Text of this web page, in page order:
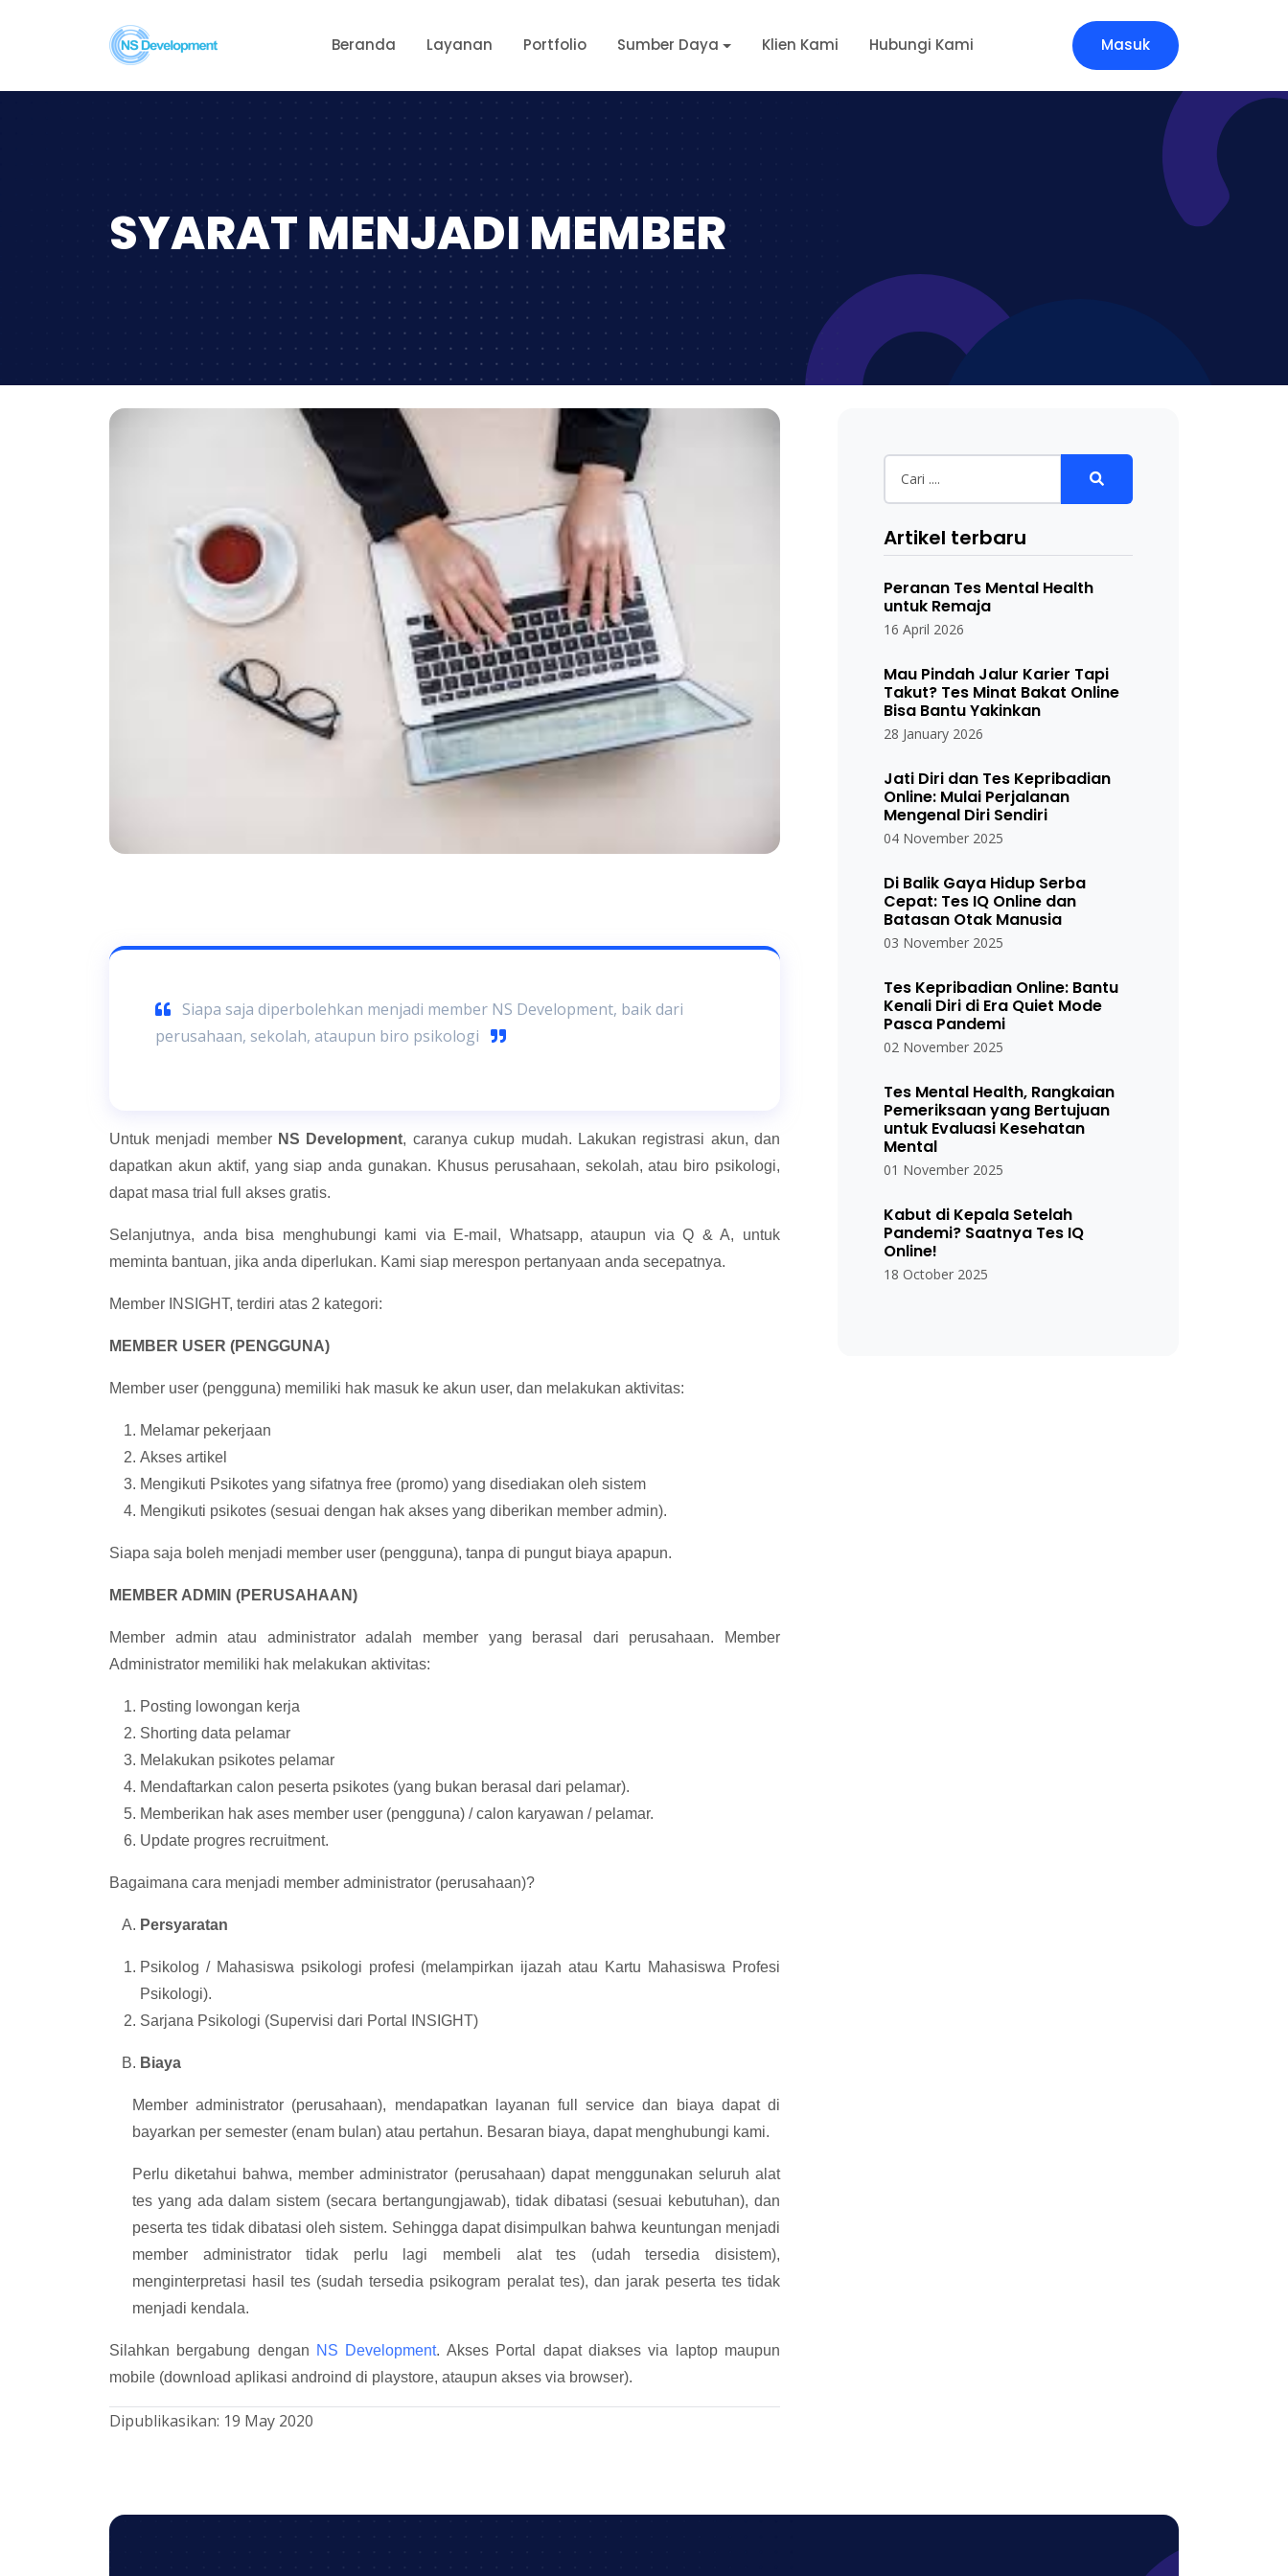
Beranda Layanan Portfolio Sumber Daya Klien Kami Hubungi Kami Masuk
SYARAT MENJADI MEMBER
Siapa saja diperbolehkan menjadi member NS Development, baik dari
perusahaan, sekolah, ataupun biro psikologi
Untuk menjadi member NS Development, caranya cukup mudah. Lakukan registrasi akun, dan
dapatkan akun aktif, yang siap anda gunakan. Khusus perusahaan, sekolah, atau biro psikologi,
dapat masa trial full akses gratis.
Selanjutnya, anda bisa menghubungi kami via E-mail, Whatsapp, ataupun via Q & A, untuk
meminta bantuan, jika anda diperlukan. Kami siap merespon pertanyaan anda secepatnya.
Member INSIGHT, terdiri atas 2 kategori:
MEMBER USER (PENGGUNA)
Member user (pengguna) memiliki hak masuk ke akun user, dan melakukan aktivitas:
Melamar pekerjaan
Akses artikel
Mengikuti Psikotes yang sifatnya free (promo) yang disediakan oleh sistem
Mengikuti psikotes (sesuai dengan hak akses yang diberikan member admin).
Siapa saja boleh menjadi member user (pengguna), tanpa di pungut biaya apapun.
MEMBER ADMIN (PERUSAHAAN)
Member admin atau administrator adalah member yang berasal dari perusahaan. Member
Administrator memiliki hak melakukan aktivitas:
Posting lowongan kerja
Shorting data pelamar
Melakukan psikotes pelamar
Mendaftarkan calon peserta psikotes (yang bukan berasal dari pelamar).
Memberikan hak ases member user (pengguna) / calon karyawan / pelamar.
Update progres recruitment.
Bagaimana cara menjadi member administrator (perusahaan)?
Persyaratan
Psikolog / Mahasiswa psikologi profesi (melampirkan ijazah atau Kartu Mahasiswa Profesi
Psikologi).
Sarjana Psikologi (Supervisi dari Portal INSIGHT)
Biaya
Member administrator (perusahaan), mendapatkan layanan full service dan biaya dapat di
bayarkan per semester (enam bulan) atau pertahun. Besaran biaya, dapat menghubungi kami.
Perlu diketahui bahwa, member administrator (perusahaan) dapat menggunakan seluruh alat
tes yang ada dalam sistem (secara bertangungjawab), tidak dibatasi (sesuai kebutuhan), dan
peserta tes tidak dibatasi oleh sistem. Sehingga dapat disimpulkan bahwa keuntungan menjadi
member administrator tidak perlu lagi membeli alat tes (udah tersedia disistem),
menginterpretasi hasil tes (sudah tersedia psikogram peralat tes), dan jarak peserta tes tidak
menjadi kendala.
Silahkan bergabung dengan NS Development. Akses Portal dapat diakses via laptop maupun
mobile (download aplikasi androind di playstore, ataupun akses via browser).
Dipublikasikan: 19 May 2020
Artikel terbaru
Peranan Tes Mental Health
untuk Remaja
16 April 2026
Mau Pindah Jalur Karier Tapi
Takut? Tes Minat Bakat Online
Bisa Bantu Yakinkan
28 January 2026
Jati Diri dan Tes Kepribadian
Online: Mulai Perjalanan
Mengenal Diri Sendiri
04 November 2025
Di Balik Gaya Hidup Serba
Cepat: Tes IQ Online dan
Batasan Otak Manusia
03 November 2025
Tes Kepribadian Online: Bantu
Kenali Diri di Era Quiet Mode
Pasca Pandemi
02 November 2025
Tes Mental Health, Rangkaian
Pemeriksaan yang Bertujuan
untuk Evaluasi Kesehatan
Mental
01 November 2025
Kabut di Kepala Setelah
Pandemi? Saatnya Tes IQ
Online!
18 October 2025